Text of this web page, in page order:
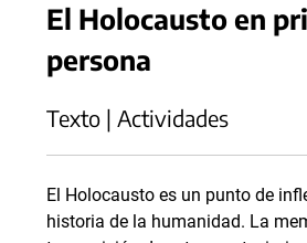
El Holocausto en
persona
Texto | Actividades
El Holocausto es un punto de
historia de la humanidad. La